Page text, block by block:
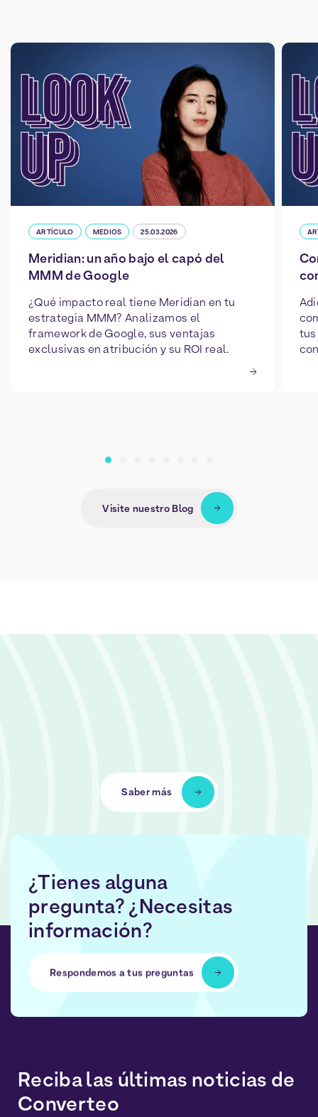
ARTÍCULO MEDIOS 25.03.2026
Meridian: un año bajo el capó del
MMM de Google
¿Qué impacto real tiene Meridian en tu
estrategia MMM? Analizamos el
framework de Google, sus ventajas
exclusivas en atribución y su ROI real.
tus
Visite nuestro Blog
Saber más
¿Tienes alguna
pregunta? ¿Necesitas
información?
Respondemos a tus preguntas
Reciba las últimas noticias de
Converteo